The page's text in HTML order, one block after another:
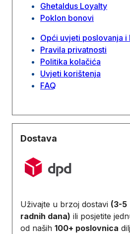
Ghetaldus Loyalty
Poklon bonovi
Opći uvjeti poslovanja i
Pravila privatnosti
Politika kolačića
Uvjeti korištenja
FAQ
Dostava
Uživajte u brzoj dostavi (3-5
radnih dana) ili posjetite
od naših 100+ poslovnica